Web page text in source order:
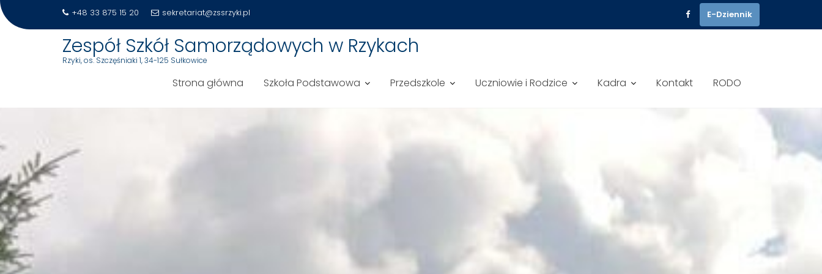
content
+48 33 875 15 20 sekretariat@zssrzyki.pl E-Dziennik
Zespół Szkół Samorządowych w Rzykach
Rzyki, os. Szczęśniaki 1, 34-125 Sułkowice
Strona główna Szkoła Podstawowa Przedszkole Uczniowie i Rodzice Kadra Kontakt RODO